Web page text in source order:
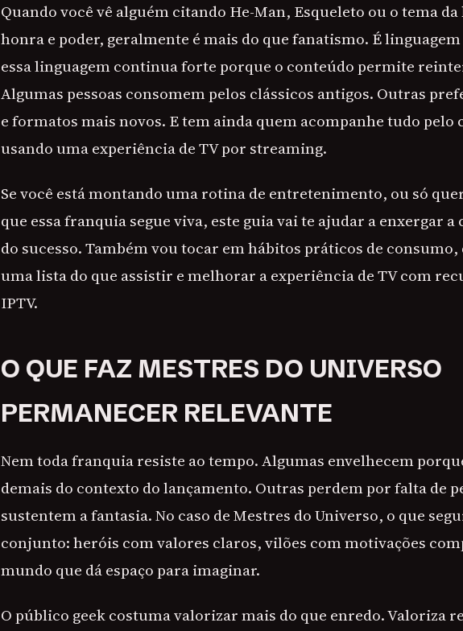
Quando você vê alguém citando He-Man, Esqueleto ou o tema
honra e poder, geralmente é mais do que fanatismo. É
essa linguagem continua forte porque o conteúdo permite
Algumas pessoas consomem pelos clássicos antigos. Outras
e formatos mais novos. E tem ainda quem acompanhe tudo pelo
usando uma experiência de TV por streaming.
Se você está montando uma rotina de entretenimento, ou só
que essa franquia segue viva, este guia vai te ajudar a enxergar
do sucesso. Também vou tocar em hábitos práticos de
uma lista do que assistir e melhorar a experiência de TV com
IPTV.
O QUE FAZ MESTRES DO UNIVERSO
PERMANECER RELEVANTE
Nem toda franquia resiste ao tempo. Algumas envelhecem
demais do contexto do lançamento. Outras perdem por falta de
sustentem a fantasia. No caso de Mestres do Universo, o que
conjunto: heróis com valores claros, vilões com motivações
mundo que dá espaço para imaginar.
O público geek costuma valorizar mais do que enredo. Valoriza